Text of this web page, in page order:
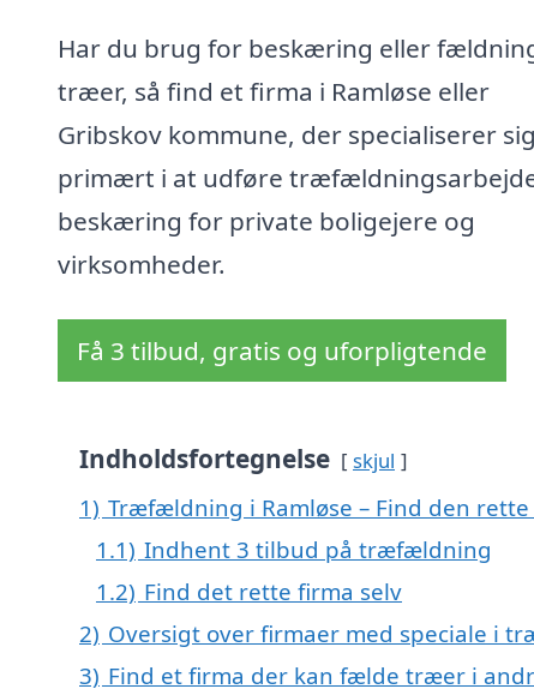
Har du brug for beskæring eller
træer, så find et firma i Ramløse eller
Gribskov kommune, der specialiserer sig
primært i at udføre
beskæring for private boligejere og
virksomheder.
Få 3 tilbud, gratis og uforpligtende
Indholdsfortegnelse skjul
1) Træfældning i Ramløse – Find den
1.1) Indhent 3 tilbud på træfældning
1.2) Find det rette firma selv
2) Oversigt over firmaer med speciale i
3) Find et firma der kan fælde træer i